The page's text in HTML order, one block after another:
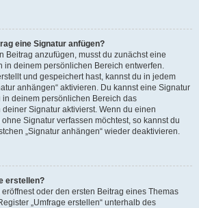
eine Signatur anfügen?
Beitrag anzufügen, musst du zunächst eine
in deinem persönlichen Bereich entwerfen.
und gespeichert hast, kannst du in jedem
anhängen“ aktivieren. Du kannst eine Signatur
deinem persönlichen Bereich das
Signatur aktivierst. Wenn du einen
Signatur verfassen möchtest, so kannst du
„Signatur anhängen“ wieder deaktivieren.
erstellen?
oder den ersten Beitrag eines Themas
„Umfrage erstellen“ unterhalb des